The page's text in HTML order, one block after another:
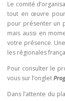
Le comité
tout en œuvre
pour présenter un
mais aussi en
votre présence.
les régionales
Pour consulter le
vous sur l’onglet
Dans l’attente du